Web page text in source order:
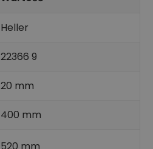
Heller
22366 9
20 mm
400 mm